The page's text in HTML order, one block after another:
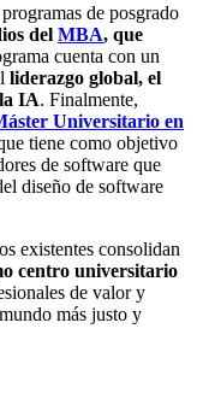
de posgrado
del MBA, que
cuenta con un
liderazgo global, el
IA. Finalmente,
Universitario en
tiene como objetivo
de software que
diseño de software
existentes consolidan
centro universitario
de valor y
más justo y